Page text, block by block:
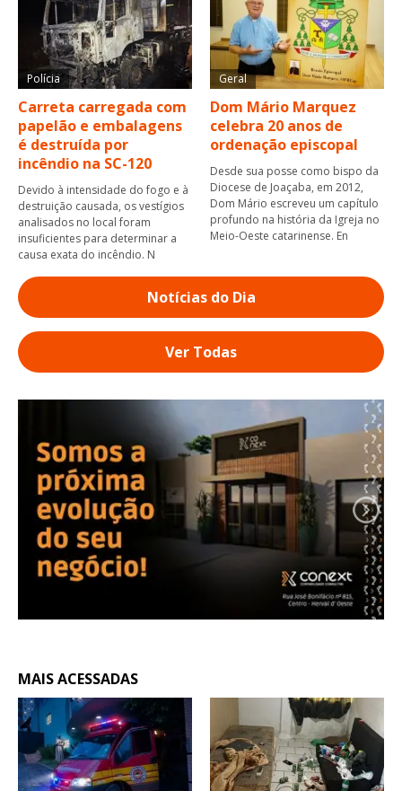
Polícia
Carreta carregada com
papelão e embalagens
é destruída por
incêndio na SC-120
Devido à intensidade do fogo e à
destruição causada, os vestígios
analisados no local foram
insuficientes para determinar a
causa exata do incêndio. N
Geral
Dom Mário Marquez
celebra 20 anos de
ordenação episcopal
Desde sua posse como bispo da
Diocese de Joaçaba, em 2012,
Dom Mário escreveu um capítulo
profundo na história da Igreja no
Meio-Oeste catarinense. En
Notícias do Dia
Ver Todas
MAIS ACESSADAS